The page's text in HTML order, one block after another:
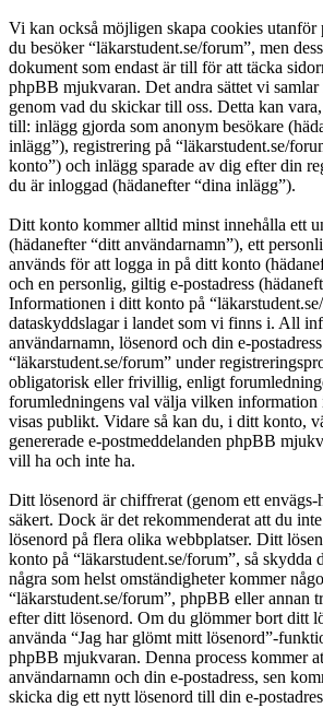
Vi kan också möjligen skapa cookies
du besöker “läkarstudent.se/forum”, men
dokument som endast är till för att täcka
phpBB mjukvaran. Det andra sättet vi
genom vad du skickar till oss. Detta kan
till: inlägg gjorda som anonym besökare
inlägg”), registrering på “läkarstudent.se/
konto”) och inlägg sparade av dig efter din
du är inloggad (hädanefter “dina inlägg”).
Ditt konto kommer alltid minst innehålla ett
(hädanefter “ditt användarnamn”), ett
används för att logga in på ditt konto
och en personlig, giltig e-postadress
Informationen i ditt konto på
dataskyddslagar i landet som vi finns i. All
användarnamn, lösenord och din e-
“läkarstudent.se/forum” under
obligatorisk eller frivillig, enligt
forumledningens val välja vilken information
visas publikt. Vidare så kan du, i ditt konto,
genererade e-postmeddelanden phpBB
vill ha och inte ha.
Ditt lösenord är chiffrerat (genom ett envägs-
säkert. Dock är det rekommenderat att du
lösenord på flera olika webbplatser. Ditt
konto på “läkarstudent.se/forum”, så skydda
några som helst omständigheter kommer
“läkarstudent.se/forum”, phpBB eller annan
efter ditt lösenord. Om du glömmer bort ditt
använda “Jag har glömt mitt lösenord”-
phpBB mjukvaran. Denna process kommer
användarnamn och din e-postadress, sen
skicka dig ett nytt lösenord till din e-